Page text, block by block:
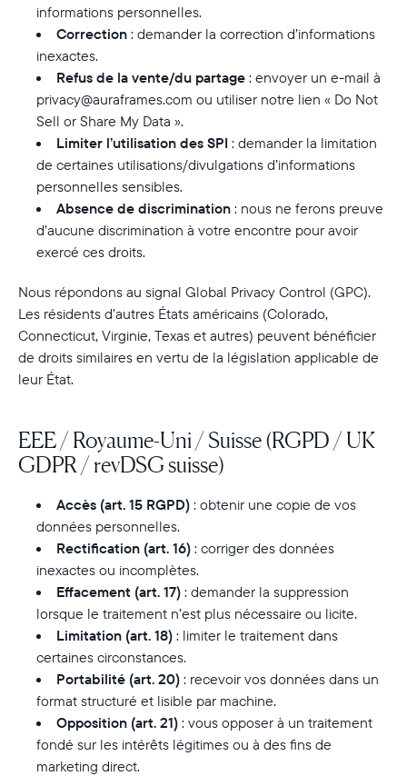
informations personnelles.
Correction : demander la correction d’informations
inexactes.
Refus de la vente/du partage : envoyer un e-mail à
privacy@auraframes.com ou utiliser notre lien « Do Not
Sell or Share My Data ».
Limiter l’utilisation des SPI : demander la limitation
de certaines utilisations/divulgations d’informations
personnelles sensibles.
Absence de discrimination : nous ne ferons preuve
d’aucune discrimination à votre encontre pour avoir
exercé ces droits.
Nous répondons au signal Global Privacy Control (GPC).
Les résidents d’autres États américains (Colorado,
Connecticut, Virginie, Texas et autres) peuvent bénéficier
de droits similaires en vertu de la législation applicable de
leur État.
EEE / Royaume-Uni / Suisse (RGPD / UK
GDPR / revDSG suisse)
Accès (art. 15 RGPD) : obtenir une copie de vos
données personnelles.
Rectification (art. 16) : corriger des données
inexactes ou incomplètes.
Effacement (art. 17) : demander la suppression
lorsque le traitement n’est plus nécessaire ou licite.
Limitation (art. 18) : limiter le traitement dans
certaines circonstances.
Portabilité (art. 20) : recevoir vos données dans un
format structuré et lisible par machine.
Opposition (art. 21) : vous opposer à un traitement
fondé sur les intérêts légitimes ou à des fins de
marketing direct.